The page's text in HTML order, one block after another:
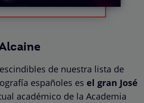
de nuestra lista de
españoles es el gran José
académico de la Academia